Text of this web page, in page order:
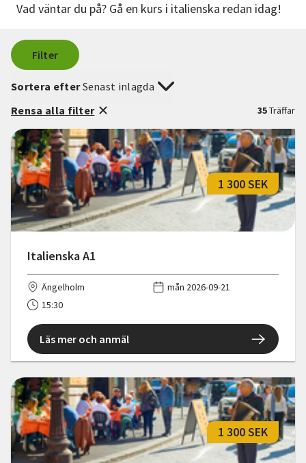
Vad väntar du på? Gå en kurs i italienska redan idag!
Filter
35Träffar
Sortera efterSenast inlagda
Rensa alla filter
Italienska A1
1 300 SEK
Ängelholm
mån 2026-09-21
15:30
Läs mer och anmäl
1 300 SEK